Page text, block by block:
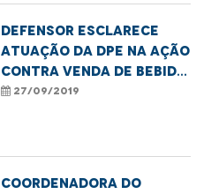
Defensor esclarece
atuação da DPE na ação
contra venda de bebida
alcoólica para
27/09/2019
Coordenadora do